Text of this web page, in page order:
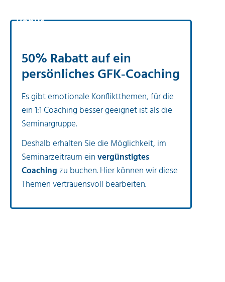
Bonus
50% Rabatt auf ein
persönliches GFK‐Coaching
Es gibt emotionale Konfliktthemen, für die
ein 1:1 Coaching besser geeignet ist als die
Seminargruppe.
Deshalb erhalten Sie die Möglichkeit, im
Seminarzeitraum einvergünstigtes
Coachingzu buchen. Hier können wir diese
Themen vertrauensvoll bearbeiten.